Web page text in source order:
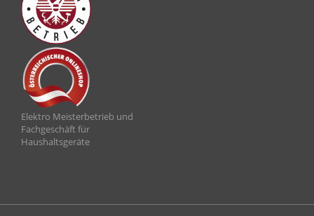
Elektro Meisterbetrieb und
Fachgeschäft für
Haushaltsgeräte